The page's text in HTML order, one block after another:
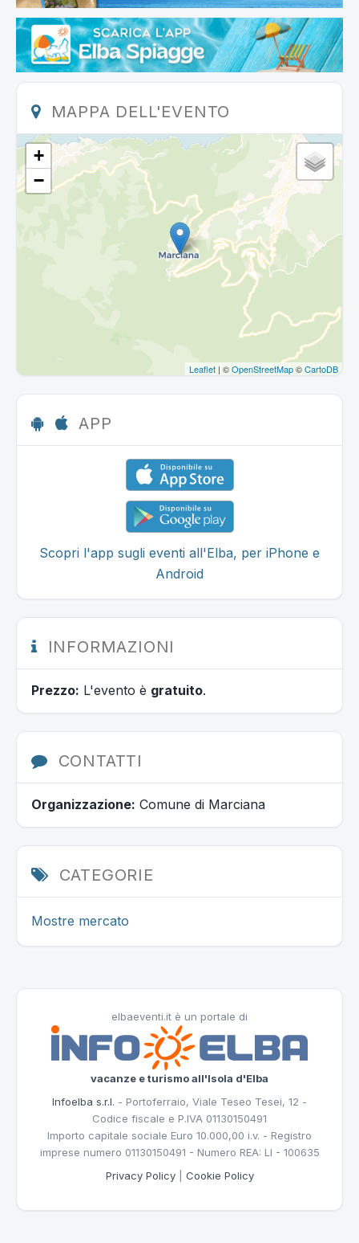
MAPPA DELL'EVENTO
+
−
Leaflet | ©OpenStreetMap©CartoDB
APP
Scopri l'app sugli eventi all'Elba, per iPhone e
Android
INFORMAZIONI
Prezzo: L'evento è gratuito.
CONTATTI
Organizzazione: Comune di Marciana
CATEGORIE
Mostre mercato
elbaeventi.it è un portale di
vacanze e turismo all'Isola d'Elba
Infoelba s.r.l. - Portoferraio, Viale Teseo Tesei, 12 -
Codice fiscale e P.IVA 01130150491
Importo capitale sociale Euro 10.000,00 i.v. - Registro
imprese numero 01130150491 - Numero REA: LI - 100635
Privacy Policy| Cookie Policy